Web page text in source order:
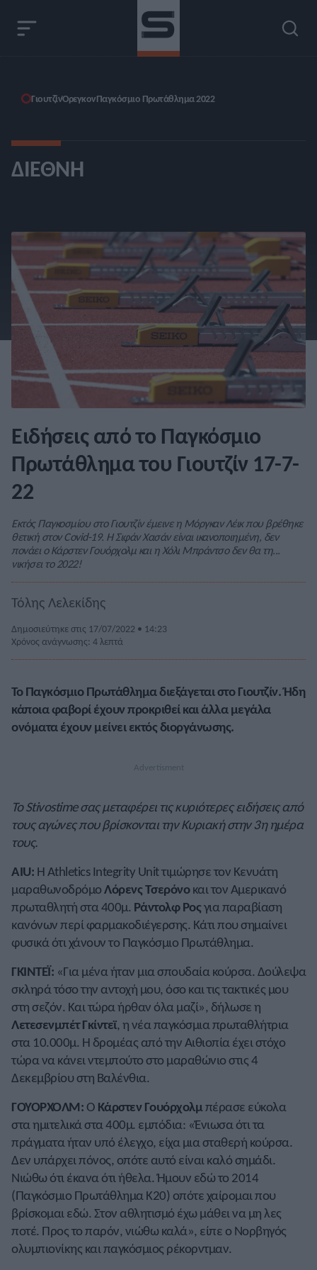
ΓιουτζίνΌρεγκονΠαγκόσμιο Πρωτάθλημα 2022
ΔΙΕΘΝΉ
Ειδήσεις από το Παγκόσμιο
Πρωτάθλημα του Γιουτζίν 17-7-
22
Εκτός Παγκοσμίου στο Γιουτζίν έμεινε η Μόργκαν Λέικ που βρέθηκε
θετική στον Covid-19. Η Σιφάν Χασάν είναι ικανοποιημένη, δεν
πονάει ο Κάρστεν Γουόρχολμ και η Χόλι Μπράντσο δεν θα τη...
νικήσει το 2022!
Τόλης Λελεκίδης
Δημοσιεύτηκε στις 17/07/2022 • 14:23
Χρόνος ανάγνωσης: 4 λεπτά
Το Παγκόσμιο Πρωτάθλημα διεξάγεται στο Γιουτζίν. Ήδη
κάποια φαβορί έχουν προκριθεί και άλλα μεγάλα
ονόματα έχουν μείνει εκτός διοργάνωσης.
Το Stivostime σας μεταφέρει τις κυριότερες ειδήσεις από
τους αγώνες που βρίσκονται την Κυριακή στην 3η ημέρα
τους.
AIU: Η Athletics Integrity Unit τιμώρησε τον Κενυάτη
μαραθωνοδρόμοΛόρενς Τσερόνοκαι τον Αμερικανό
πρωταθλητή στα 400μ. Ράντολφ Ροςγια παραβίαση
κανόνων περί φαρμακοδιέγερσης. Κάτι που σημαίνει
φυσικά ότι χάνουν το Παγκόσμιο Πρωτάθλημα.
ΓΚΙΝΤΕΪ: «Για μένα ήταν μια σπουδαία κούρσα. Δούλεψα
σκληρά τόσο την αντοχή μου, όσο και τις τακτικές μου
στη σεζόν. Και τώρα ήρθαν όλα μαζί», δήλωσε η
Λετεσενμπέτ Γκίντεϊ, η νέα παγκόσμια πρωταθλήτρια
στα 10.000μ. Η δρομέας από την Αιθιοπία έχει στόχο
τώρα να κάνει ντεμπούτο στο μαραθώνιο στις 4
Δεκεμβρίου στη Βαλένθια.
ΓΟΥΟΡΧΟΛΜ: Ο Κάρστεν Γουόρχολμπέρασε εύκολα
στα ημιτελικά στα 400μ. εμπόδια: «Ένιωσα ότι τα
πράγματα ήταν υπό έλεγχο, είχα μια σταθερή κούρσα.
Δεν υπάρχει πόνος, οπότε αυτό είναι καλό σημάδι.
Νιώθω ότι έκανα ότι ήθελα. Ήμουν εδώ το 2014
(Παγκόσμιο Πρωτάθλημα Κ20) οπότε χαίρομαι που
βρίσκομαι εδώ. Στον αθλητισμό έχω μάθει να μη λες
ποτέ. Προς το παρόν, νιώθω καλά», είπε ο Νορβηγός
ολυμπιονίκης και παγκόσμιος ρέκορντμαν.